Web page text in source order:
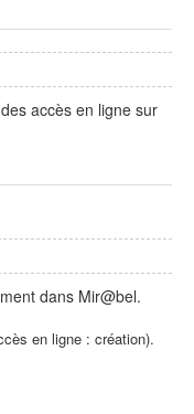
accès en ligne sur
dans Mir@bel.
en ligne : création).